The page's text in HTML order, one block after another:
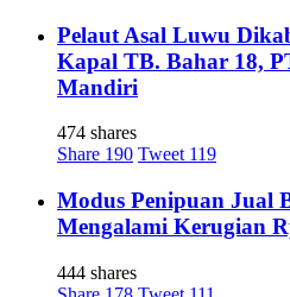
Pelaut Asal Luwu
Kapal TB. Bahar 18,
Mandiri
474 shares
Share 190 Tweet 119
Modus Penipuan Jual
Mengalami Kerugian
444 shares